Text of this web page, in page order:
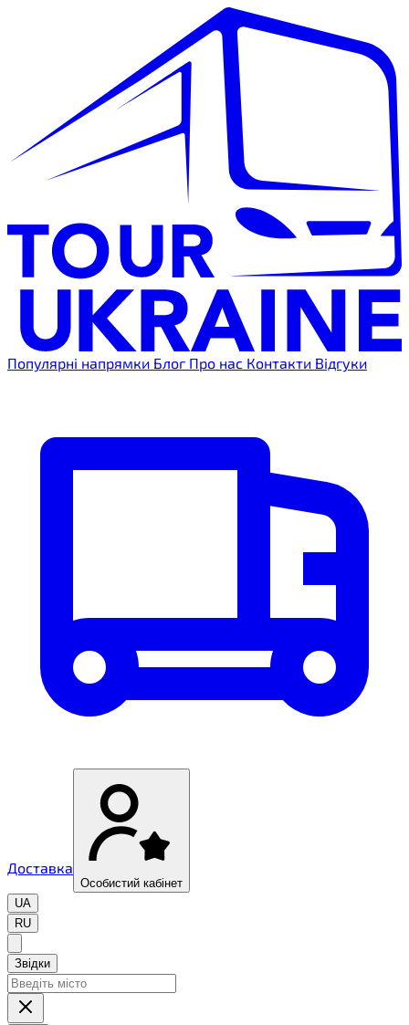
Популярні напрямки Блог Про нас Контакти Відгуки
Доставка
Особистий кабінет
UA
RU
Звідки